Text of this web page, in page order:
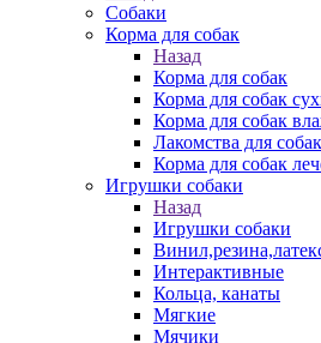
Собаки
Корма для собак
Назад
Корма для собак
Корма для собак
Корма для собак
Лакомства для собак
Корма для собак
Игрушки собаки
Назад
Игрушки собаки
Интерактивные
Кольца, канаты
Мягкие
Мячики